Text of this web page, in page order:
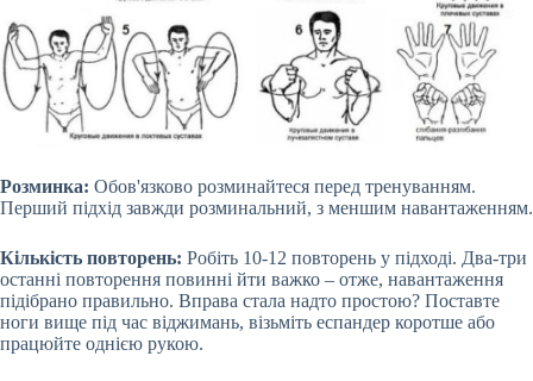
Розминка: Обов'язково розминайтеся перед тренуванням.
Перший підхід завжди розминальний, з меншим навантаженням.
Кількість повторень: Робіть 10-12 повторень у підході. Два-три
останні повторення повинні йти важко – отже, навантаження
підібрано правильно. Вправа стала надто простою? Поставте
ноги вище під час віджимань, візьміть еспандер коротше або
працюйте однією рукою.